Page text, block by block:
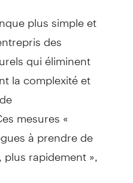
plus simple et
des
qui éliminent
la complexité et
mesures «
à prendre de
rapidement »,